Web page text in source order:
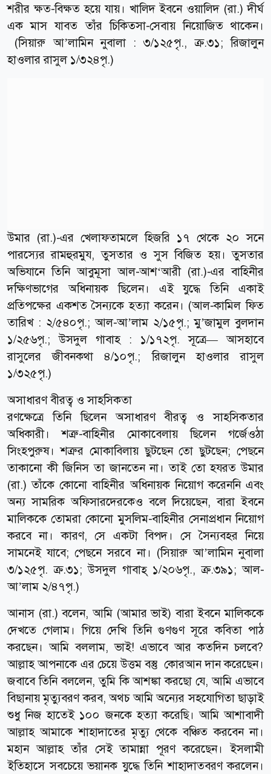
শরীর ক্ষত-বিক্ষত হয়ে যায়। খালিদ ইবনে ওয়ালিদ (রা.) দীর্ঘ
এক মাস যাবত তাঁর চিকিত্সা-সেবায় নিয়োজিত থাকেন।
(সিয়ারু আ’লামিন নুবালা : ৩/১২৫পৃ., ক্র.৩১; রিজালুন
হাওলার রাসুল ১/৩২৪পৃ.)
উমার (রা.)-এর খেলাফতামলে হিজরি ১৭ থেকে ২০ সনে
পারস্যের রামহুরমুয, তুসতার ও সুস বিজিত হয়। তুসতার
অভিযানে তিনি আবুমূসা আল-আশ‘আরী (রা.)-এর বাহিনীর
দক্ষিণভাগের অধিনায়ক ছিলেন। এই যুদ্ধে তিনি একাই
প্রতিপক্ষের একশত সৈন্যকে হত্যা করেন। (আল-কামিল ফিত
তারিখ : ২/৫৪০পৃ.; আল-আ’লাম ২/১৫পৃ.; মু’জামুল বুলদান
১/২৫৬পৃ.; উসদুল গাবাহ : ১/১৭২পৃ. সূত্রে— আসহাবে
রাসুলের জীবনকথা ৪/১০পৃ.; রিজালুন হাওলার রাসুল
১/৩২৫পৃ.)
অসাধারণ বীরত্ব ও সাহসিকতা
রণক্ষেত্রে তিনি ছিলেন অসাধারণ বীরত্ব ও সাহসিকতার
অধিকারী। শত্রু-বাহিনীর মোকাবেলায় ছিলেন গর্জেওঠা
সিংহপুরুষ। শত্রুর মোকাবিলায় ছুটছেন তো ছুটছেন; পেছনে
তাকানো কী জিনিস তা জানতেন না। তাই তো হযরত উমার
(রা.) তাঁকে কোনো বাহিনীর অধিনায়ক নিয়োগ করেননি এবং
অন্য সামরিক অফিসারদেরকেও বলে দিয়েছেন, বারা ইবনে
মালিককে তোমরা কোনো মুসলিম-বাহিনীর সেনাপ্রধান নিয়োগ
করবে না। কারণ, সে একটা বিপদ। সে সৈন্যবহর নিয়ে
সামনেই যাবে; পেছনে সরবে না। (সিয়ারু আ’লামিন নুবালা
৩/১২৫পৃ. ক্র.৩১; উসদুল গাবাহ্ ১/২০৬পৃ., ক্র.৩৯১; আল-
আ’লাম ২/৪৭পৃ.)
আনাস (রা.) বলেন, আমি (আমার ভাই) বারা ইবনে মালিককে
দেখতে গেলাম। গিয়ে দেখি তিনি গুণগুণ সূরে কবিতা পাঠ
করছেন। আমি বললাম, ভাই! এভাবে আর কতদিন চলবে?
আল্লাহ আপনাকে এর চেয়ে উত্তম বস্তু কোরআন দান করেছেন।
জবাবে তিনি বললেন, তুমি কি আশঙ্কা করছো যে, আমি এভাবে
বিছানায় মৃত্যুবরণ করব, অথচ আমি অন্যের সহযোগিতা ছাড়াই
শুধু নিজ হাতেই ১০০ জনকে হত্যা করেছি। আমি আশাবাদী
আল্লাহ আমাকে শাহাদাতের মৃত্যু থেকে বঞ্চিত করবেন না।
মহান আল্লাহ তাঁর সেই তামান্না পূরণ করেছেন। ইসলামী
ইতিহাসে সবচেয়ে ভয়ানক যুদ্ধে তিনি শাহাদাতবরণ করলেন।